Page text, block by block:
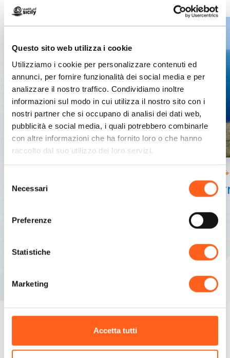
Questo sito web utilizza i cookie
Utilizziamo i cookie per personalizzare contenuti ed
annunci, per fornire funzionalità dei social media e per
analizzare il nostro traffico. Condividiamo inoltre
informazioni sul modo in cui utilizza il nostro sito con i
nostri partner che si occupano di analisi dei dati web,
pubblicità e social media, i quali potrebbero combinarle
con altre informazioni che ha fornito loro o che hanno
raccolto dal suo utilizzo dei loro servizi.
delNecessari
Preferenze
Statistiche
Marketing
Accetta tutti
Torre di Sciere (o
San
Cerchiamo di anticipare le tue domande